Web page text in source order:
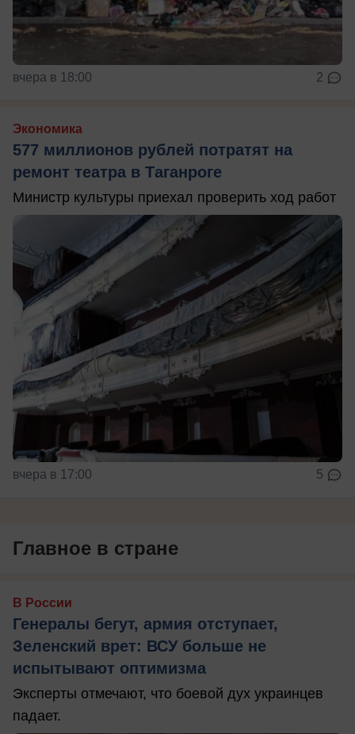
вчера в 18:00 2
Экономика
577 миллионов рублей потратят на
ремонт театра в Таганроге
Министр культуры приехал проверить ход работ
вчера в 17:00 5
Главное в стране
В России
Генералы бегут, армия отступает,
Зеленский врет: ВСУ больше не
испытывают оптимизма
Эксперты отмечают, что боевой дух украинцев
падает.